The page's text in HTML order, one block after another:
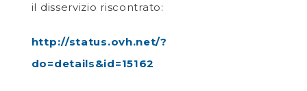
il disservizio riscontrato:
http://status.ovh.net/?
do=details&id=15162